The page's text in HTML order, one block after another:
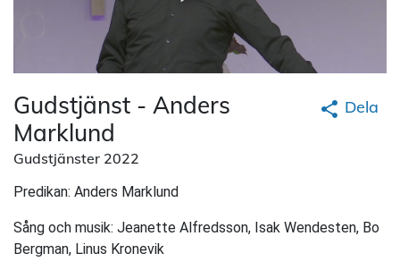
Dela
Gudstjänst - Anders
Marklund
Gudstjänster 2022
Predikan: Anders Marklund
Sång och musik: Jeanette Alfredsson, Isak Wendesten, Bo
Bergman, Linus Kronevik